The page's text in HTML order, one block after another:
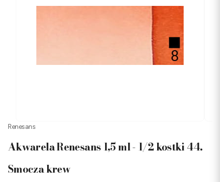
Renesans
Akwarela Renesans 1,5 ml - 1/2 kostki 44.
Smocza krew